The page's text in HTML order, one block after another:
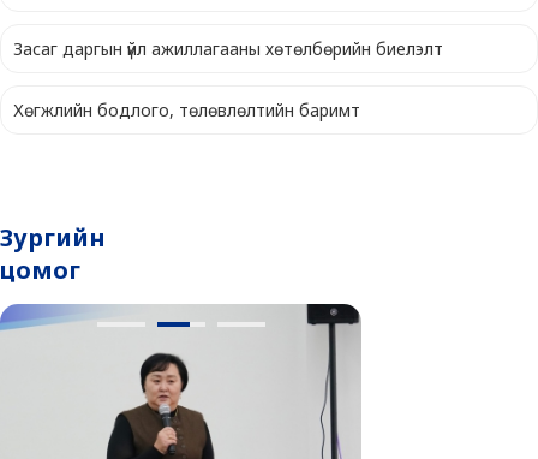
Засаг даргын үйл ажиллагааны хөтөлбөрийн биелэлт
Хөгжлийн бодлого, төлөвлөлтийн баримт
Зургийн
цомог